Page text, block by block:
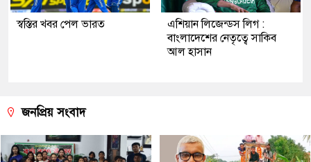
স্বস্তির খবর পেল ভারত
এশিয়ান লিজেন্ডস লিগ :
বাংলাদেশের নেতৃত্বে সাকিব
আল হাসান
জনপ্রিয় সংবাদ